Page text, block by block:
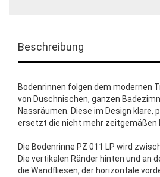
Beschreibung
Bodenrinnen folgen dem modernen
von Duschnischen, ganzen
Nassräumen. Diese im Design klare,
ersetzt die nicht mehr zeitgemäßen
Die Bodenrinne PZ 011 LP wird
Die vertikalen Ränder hinten und an
die Wandfliesen, der horizontale